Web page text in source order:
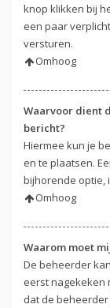
knop klikken bij
een paar
versturen.
Omhoog
Waarvoor dient
bericht?
Hiermee kun je
en te plaatsen.
bijhorende optie,
Omhoog
Waarom moet
De beheerder
eerst nagekeken
dat de